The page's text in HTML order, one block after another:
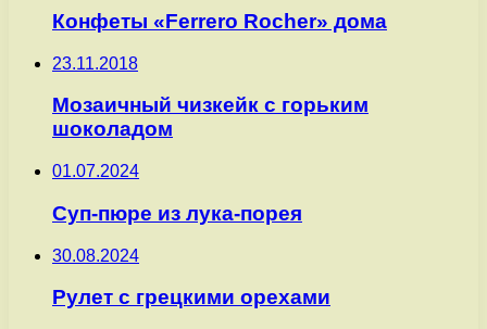
Конфеты «Ferrero Rocher» дома
23.11.2018
Мозаичный чизкейк с горьким
шоколадом
01.07.2024
Суп-пюре из лука-порея
30.08.2024
Рулет с грецкими орехами